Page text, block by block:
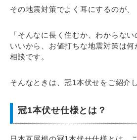
その地震対策でよく耳にするのが、
「そんなに長く住むか、わからな
いいから、お値打ちな地震対策は
相談です。
そんなときは、冠1本伏せをご紹介
冠1本伏せ仕様とは？